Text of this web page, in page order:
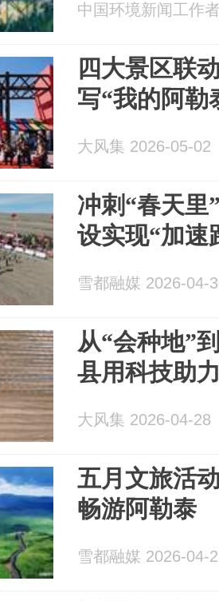
中国环境新闻工作
四大景区联
写“我的阿勒
大风集 2026-05-02
冲刺“春天里
设实现“加速
雪都融媒 2026-04-
从“会种地”
县用科技助
大风集 2026-04-28
五月文旅活
畅游阿勒泰
雪都融媒 2026-04-